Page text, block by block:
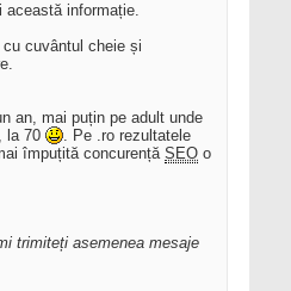
această informație.
cuvântul cheie și
an, mai puțin pe adult unde
la 70
. Pe .ro rezultatele
împuțită concurență SEO o
trimiteți asemenea mesaje